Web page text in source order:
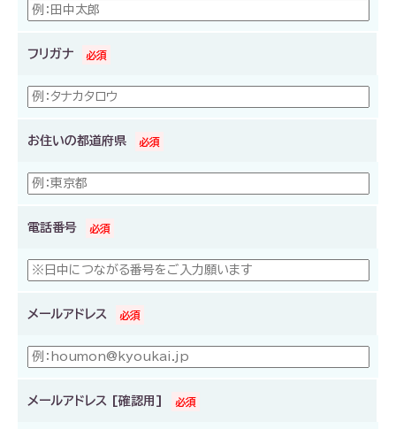
フリガナ
お住いの都道府県
電話番号
メールアドレス
メールアドレス [確認用]